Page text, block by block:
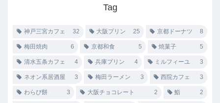
Tag
神戸三宮カフェ 32 大阪プリン 25 京都ドーナツ 8
梅田焼肉 6 京都和食 5 焼菓子 5
清水五条カフェ 4 兵庫プリン 4 ミルフィーユ 3
ネオン系居酒屋 3 梅田ラーメン 3 西院カフェ 3
わらび餅 3 大阪チョコレート 2 鮨 2